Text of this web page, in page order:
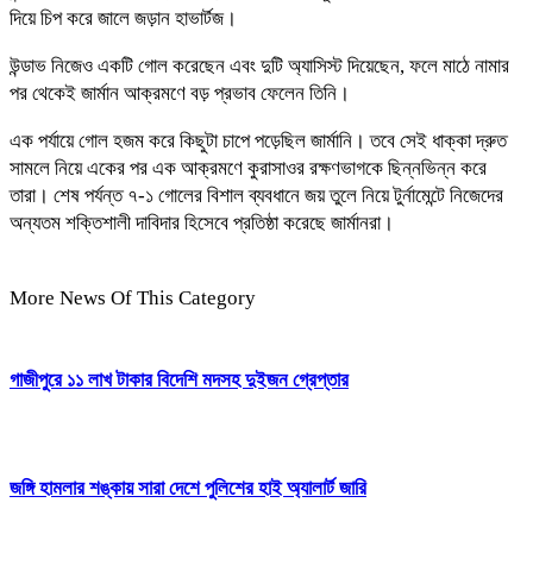
দিয়ে চিপ করে জালে জড়ান হাভার্টজ।
উন্ডাভ নিজেও একটি গোল করেছেন এবং দুটি অ্যাসিস্ট দিয়েছেন, ফলে মাঠে নামার
পর থেকেই জার্মান আক্রমণে বড় প্রভাব ফেলেন তিনি।
এক পর্যায়ে গোল হজম করে কিছুটা চাপে পড়েছিল জার্মানি। তবে সেই ধাক্কা দ্রুত
সামলে নিয়ে একের পর এক আক্রমণে কুরাসাওর রক্ষণভাগকে ছিন্নভিন্ন করে
তারা। শেষ পর্যন্ত ৭-১ গোলের বিশাল ব্যবধানে জয় তুলে নিয়ে টুর্নামেন্টে নিজেদের
অন্যতম শক্তিশালী দাবিদার হিসেবে প্রতিষ্ঠা করেছে জার্মানরা।
More News Of This Category
গাজীপুরে ১১ লাখ টাকার বিদেশি মদসহ দুইজন গ্রেপ্তার
জঙ্গি হামলার শঙ্কায় সারা দেশে পুলিশের হাই অ্যালার্ট জারি